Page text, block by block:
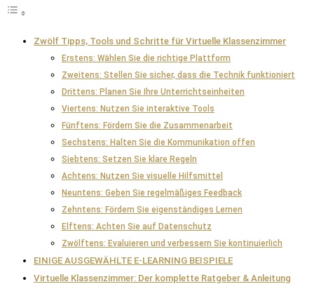
Zwölf Tipps, Tools und Schritte für Virtuelle Klassenzimmer
Erstens: Wählen Sie die richtige Plattform
Zweitens: Stellen Sie sicher, dass die Technik funktioniert
Drittens: Planen Sie Ihre Unterrichtseinheiten
Viertens: Nutzen Sie interaktive Tools
Fünftens: Fördern Sie die Zusammenarbeit
Sechstens: Halten Sie die Kommunikation offen
Siebtens: Setzen Sie klare Regeln
Achtens: Nutzen Sie visuelle Hilfsmittel
Neuntens: Geben Sie regelmäßiges Feedback
Zehntens: Fördern Sie eigenständiges Lernen
Elftens: Achten Sie auf Datenschutz
Zwölftens: Evaluieren und verbessern Sie kontinuierlich
EINIGE AUSGEWÄHLTE E-LEARNING BEISPIELE
Virtuelle Klassenzimmer: Der komplette Ratgeber & Anleitung